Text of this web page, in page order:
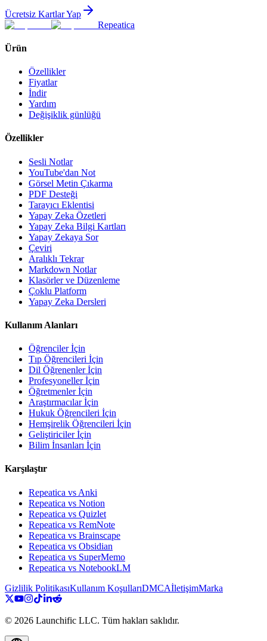
Ücretsiz Kartlar Yap
Repeatica
Ürün
Özellikler
Fiyatlar
İndir
Yardım
Değişiklik günlüğü
Özellikler
Sesli Notlar
YouTube'dan Not
Görsel Metin Çıkarma
PDF Desteği
Tarayıcı Eklentisi
Yapay Zeka Özetleri
Yapay Zeka Bilgi Kartları
Yapay Zekaya Sor
Çeviri
Aralıklı Tekrar
Markdown Notlar
Klasörler ve Düzenleme
Çoklu Platform
Yapay Zeka Dersleri
Kullanım Alanları
Öğrenciler İçin
Tıp Öğrencileri İçin
Dil Öğrenenler İçin
Profesyoneller İçin
Öğretmenler İçin
Araştırmacılar İçin
Hukuk Öğrencileri İçin
Hemşirelik Öğrencileri İçin
Geliştiriciler İçin
Bilim İnsanları İçin
Karşılaştır
Repeatica vs Anki
Repeatica vs Notion
Repeatica vs Quizlet
Repeatica vs RemNote
Repeatica vs Brainscape
Repeatica vs Obsidian
Repeatica vs SuperMemo
Repeatica vs NotebookLM
Gizlilik PolitikasıKullanım KoşullarıDMCAİletişimMarka
© 2026 Launchific LLC. Tüm hakları saklıdır.